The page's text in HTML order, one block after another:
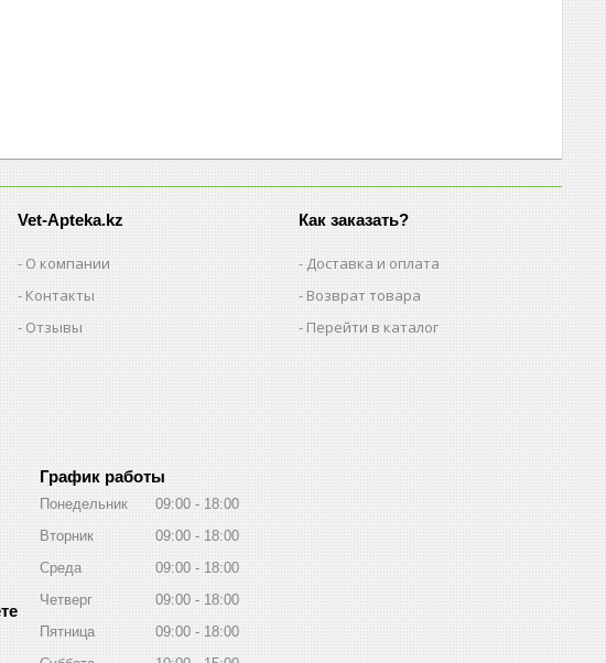
Vet-Apteka.kz
О компании
Контакты
Отзывы
Как заказать?
Доставка и оплата
Возврат товара
Перейти в каталог
График работы
Понедельник 09:00
18:00
Вторник
09:00
18:00
Среда
09:00
18:00
Четверг
09:00
18:00
Пятница
09:00
18:00